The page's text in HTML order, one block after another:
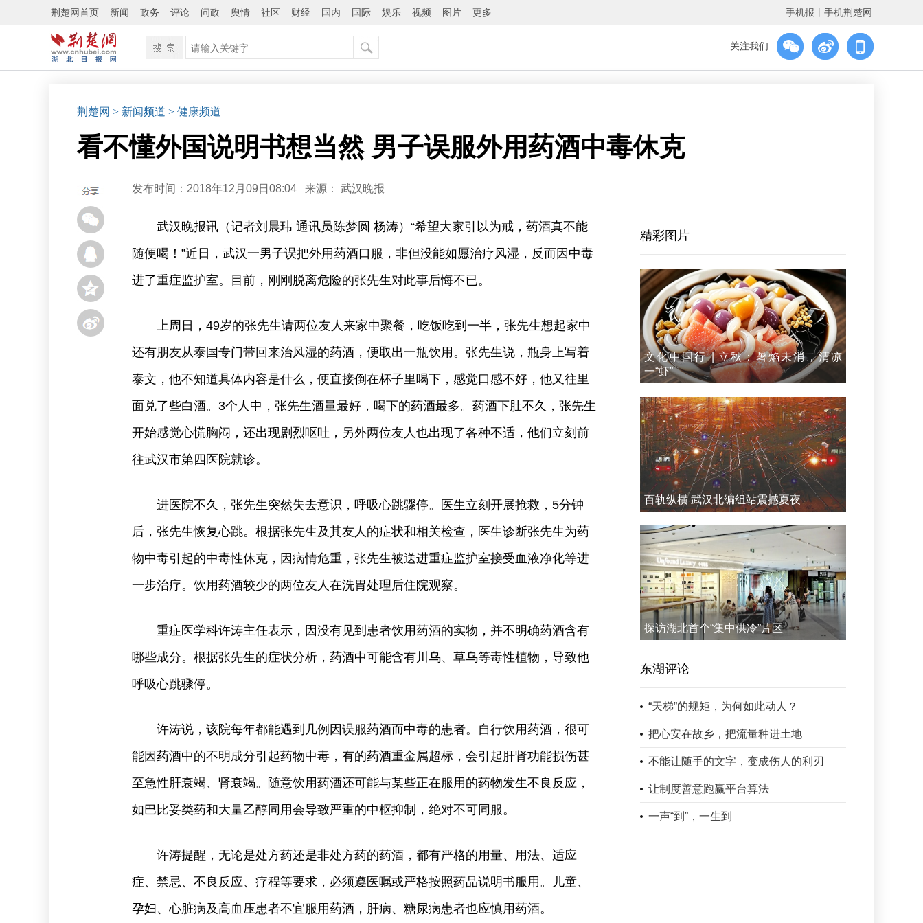
荆楚网首页 新闻 政务 评论 问政 舆情 社区 财经 国内 国际 娱乐 视频 图片 更多 手机报 手机荆楚网
关注我们
荆楚网 > 新闻频道 > 健康频道
看不懂外国说明书想当然 男子误服外用药酒中毒休克
发布时间：2018年12月09日08:04 来源： 武汉晚报
武汉晚报讯（记者刘晨玮 通讯员陈梦圆 杨涛）“希望大家引以为戒，药酒真不能
随便喝！”近日，武汉一男子误把外用药酒口服，非但没能如愿治疗风湿，反而因中毒
进了重症监护室。目前，刚刚脱离危险的张先生对此事后悔不已。
上周日，49岁的张先生请两位友人来家中聚餐，吃饭吃到一半，张先生想起家中
还有朋友从泰国专门带回来治风湿的药酒，便取出一瓶饮用。张先生说，瓶身上写着
泰文，他不知道具体内容是什么，便直接倒在杯子里喝下，感觉口感不好，他又往里
面兑了些白酒。3个人中，张先生酒量最好，喝下的药酒最多。药酒下肚不久，张先生
开始感觉心慌胸闷，还出现剧烈呕吐，另外两位友人也出现了各种不适，他们立刻前
往武汉市第四医院就诊。
进医院不久，张先生突然失去意识，呼吸心跳骤停。医生立刻开展抢救，5分钟
后，张先生恢复心跳。根据张先生及其友人的症状和相关检查，医生诊断张先生为药
物中毒引起的中毒性休克，因病情危重，张先生被送进重症监护室接受血液净化等进
一步治疗。饮用药酒较少的两位友人在洗胃处理后住院观察。
重症医学科许涛主任表示，因没有见到患者饮用药酒的实物，并不明确药酒含有
哪些成分。根据张先生的症状分析，药酒中可能含有川乌、草乌等毒性植物，导致他
呼吸心跳骤停。
许涛说，该院每年都能遇到几例因误服药酒而中毒的患者。自行饮用药酒，很可
能因药酒中的不明成分引起药物中毒，有的药酒重金属超标，会引起肝肾功能损伤甚
至急性肝衰竭、肾衰竭。随意饮用药酒还可能与某些正在服用的药物发生不良反应，
如巴比妥类药和大量乙醇同用会导致严重的中枢抑制，绝对不可同服。
许涛提醒，无论是处方药还是非处方药的药酒，都有严格的用量、用法、适应
症、禁忌、不良反应、疗程等要求，必须遵医嘱或严格按照药品说明书服用。儿童、
孕妇、心脏病及高血压患者不宜服用药酒，肝病、糖尿病患者也应慎用药酒。
精彩图片
文化中国行 | 立秋：暑焰未消，清凉
一“虾”
百轨纵横 武汉北编组站震撼夏夜
探访湖北首个“集中供冷”片区
东湖评论
“天梯”的规矩，为何如此动人？
把心安在故乡，把流量种进土地
不能让随手的文字，变成伤人的利刃
让制度善意跑赢平台算法
一声“到”，一生到